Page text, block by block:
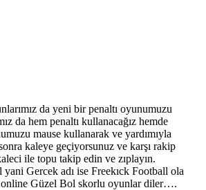
da yeni bir penaltı oyunumuzu
da hem penaltı kullanacağız hemde
mause kullanarak ve yardımıyla
kaleye geçiyorsunuz ve karşı rakip
ile topu takip edin ve zıplayın.
Gercek adı ise Freekıck Football ola
Güzel Bol skorlu oyunlar diler….